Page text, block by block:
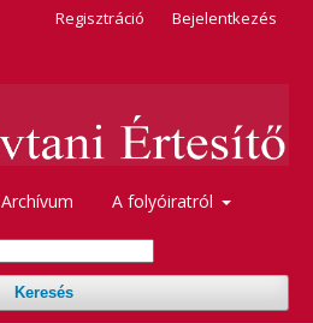
Archívum A folyóiratról
Keresés
Regisztráció Bejelentkezés